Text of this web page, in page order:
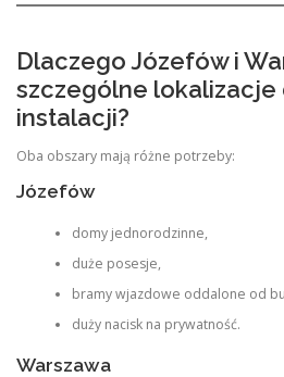
Dlaczego Józefów i
szczególne lokalizacje
instalacji?
Oba obszary mają różne potrzeby:
Józefów
domy jednorodzinne,
duże posesje,
bramy wjazdowe oddalone od
duży nacisk na prywatność.
Warszawa